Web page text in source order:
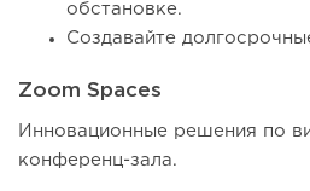
обстановке.
Создавайте
Zoom Spaces
Инновационные решения по
конференц-зала.